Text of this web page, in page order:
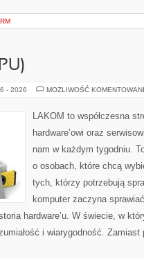
- 2026 MOŻLIWOŚĆ
LAKOM to współczesna
hardware’owi oraz
nam w każdym tygodniu.
o osobach, które chcą
tych, którzy potrzebują
komputer zaczyna
hardware’u. W świecie, w
i wiarygodność.